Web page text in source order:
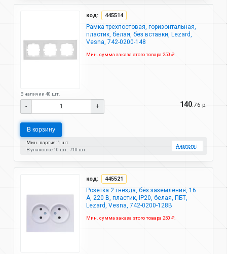
код: 445514
Рамка трехпостовая, горизонтальная,
пластик, белая, без вставки, Lezard,
Vesna, 742-0200-148
Мин. сумма заказа этого товара 250 ₽.
В наличии 40 шт.
- + 140.76 р.
В корзину
Мин. партия: 1 шт.
В упаковке:10 шт. 10 шт.
Аналоги↓
код: 445521
Розетка 2 гнезда, без заземления, 16
А, 220 В, пластик, IP20, белая, ПБТ,
Lezard, Vesna, 742-0200-128B
Мин. сумма заказа этого товара 250 ₽.